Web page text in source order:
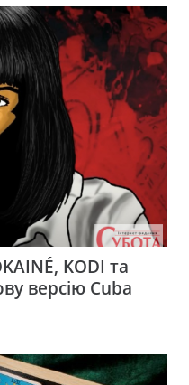
KODI та
версію Cuba